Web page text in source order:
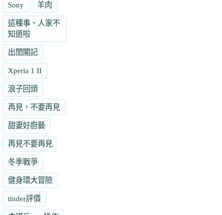
Sony 羊肉
這種事、人家不
知道啦
出閨閣記
Xperia 1 II
浪子回頭
再見，不要再見
甜妻好廚藝
再見不要再見
冬季戰爭
健身環大冒險
tinder評價